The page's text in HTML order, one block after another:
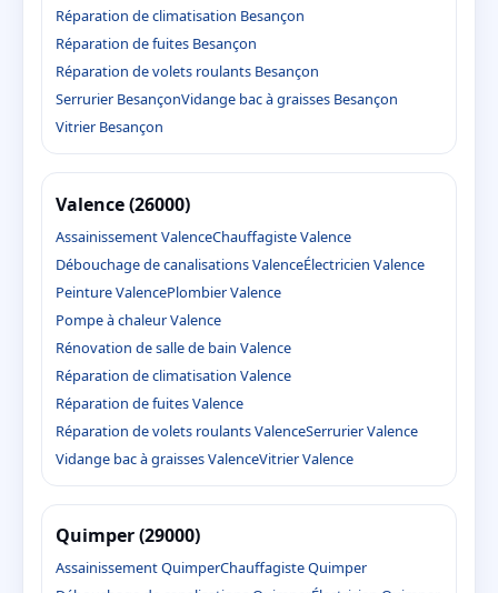
Réparation de climatisation Besançon
Réparation de fuites Besançon
Réparation de volets roulants Besançon
Serrurier BesançonVidange bac à graisses Besançon
Vitrier Besançon
Valence (26000)
Assainissement ValenceChauffagiste Valence
Débouchage de canalisations ValenceÉlectricien Valence
Peinture ValencePlombier Valence
Pompe à chaleur Valence
Rénovation de salle de bain Valence
Réparation de climatisation Valence
Réparation de fuites Valence
Réparation de volets roulants ValenceSerrurier Valence
Vidange bac à graisses ValenceVitrier Valence
Quimper (29000)
Assainissement QuimperChauffagiste Quimper